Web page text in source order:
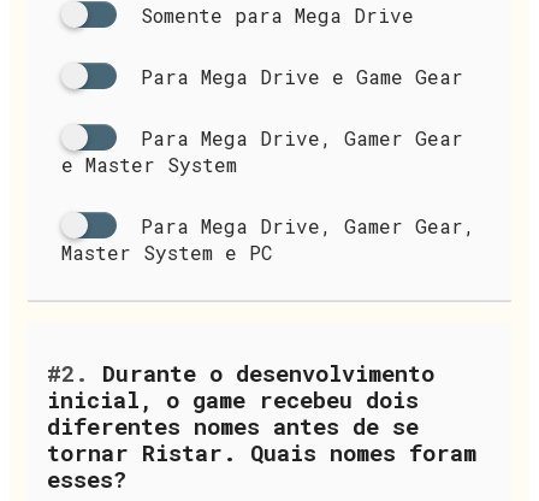
Somente para Mega Drive
Para Mega Drive e Game Gear
Para Mega Drive, Gamer Gear
e Master System
Para Mega Drive, Gamer Gear,
Master System e PC
#2.
Durante o desenvolvimento
inicial, o game recebeu dois
diferentes nomes antes de se
tornar Ristar. Quais nomes foram
esses?